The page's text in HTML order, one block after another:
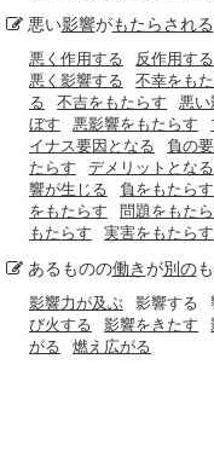
悪い影響がもたらされる
悪く作用する 反作用する
悪く影響する
不幸をも
る
不吉をもたらす 悪い
ぼす
悪影響をもたらす
イナス要因となる
負の
たらす
デメリットとなる
響が生じる
負をもたらす
をもたらす
問題をもた
もたらす
実害をもたらす
あるものの働きが別の
影響力が及ぶ 影響する
び火する
影響をきたす
がる
燃え広がる